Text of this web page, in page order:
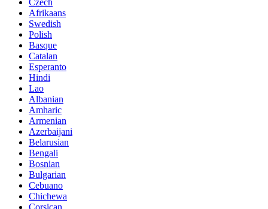
Czech
Afrikaans
Swedish
Polish
Basque
Catalan
Esperanto
Hindi
Lao
Albanian
Amharic
Armenian
Azerbaijani
Belarusian
Bengali
Bosnian
Bulgarian
Cebuano
Chichewa
Corsican